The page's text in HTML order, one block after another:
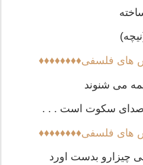
های فلسفی♦♦♦♦♦♦♦♦
می شنوند
صدای سکوت است . . .
های فلسفی♦♦♦♦♦♦♦♦
چیزارو بدست اورد